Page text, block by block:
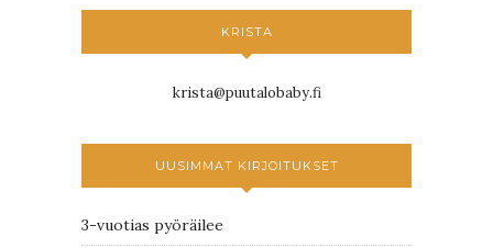
KRISTA
krista@puutalobaby.fi
UUSIMMAT KIRJOITUKSET
3-vuotias pyöräilee